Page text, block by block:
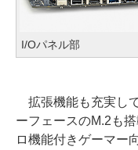
I/Oパネル部
拡張機能も充実し
ーフェースのM.2も
ロ機能付きゲーマー